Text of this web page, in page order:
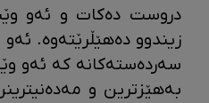
دروست دەکات و ئەو
زیندوو دەهێڵرێتەوە.
سەردەستەکانە کە ئەو
بەهێزترین و